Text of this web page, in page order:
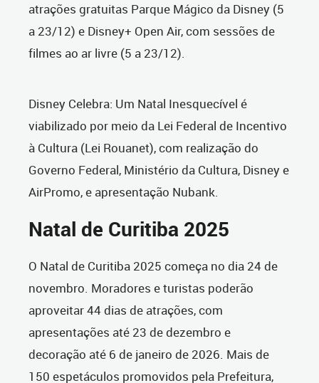
atrações gratuitas Parque Mágico da Disney (5
a 23/12) e Disney+ Open Air, com sessões de
filmes ao ar livre (5 a 23/12).
Disney Celebra: Um Natal Inesquecível é
viabilizado por meio da Lei Federal de Incentivo
à Cultura (Lei Rouanet), com realização do
Governo Federal, Ministério da Cultura, Disney e
AirPromo, e apresentação Nubank.
Natal de Curitiba 2025
O Natal de Curitiba 2025 começa no dia 24 de
novembro. Moradores e turistas poderão
aproveitar 44 dias de atrações, com
apresentações até 23 de dezembro e
decoração até 6 de janeiro de 2026. Mais de
150 espetáculos promovidos pela Prefeitura,